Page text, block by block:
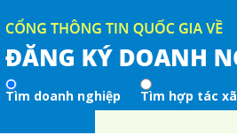
Tìm doanh nghiệp Tìm hợp tác xã